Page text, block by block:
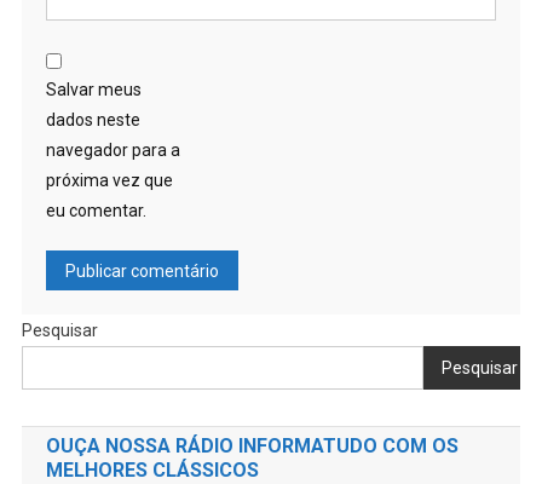
Salvar meus
dados neste
navegador para a
próxima vez que
eu comentar.
Pesquisar
Pesquisar
OUÇA NOSSA RÁDIO INFORMATUDO COM OS
MELHORES CLÁSSICOS